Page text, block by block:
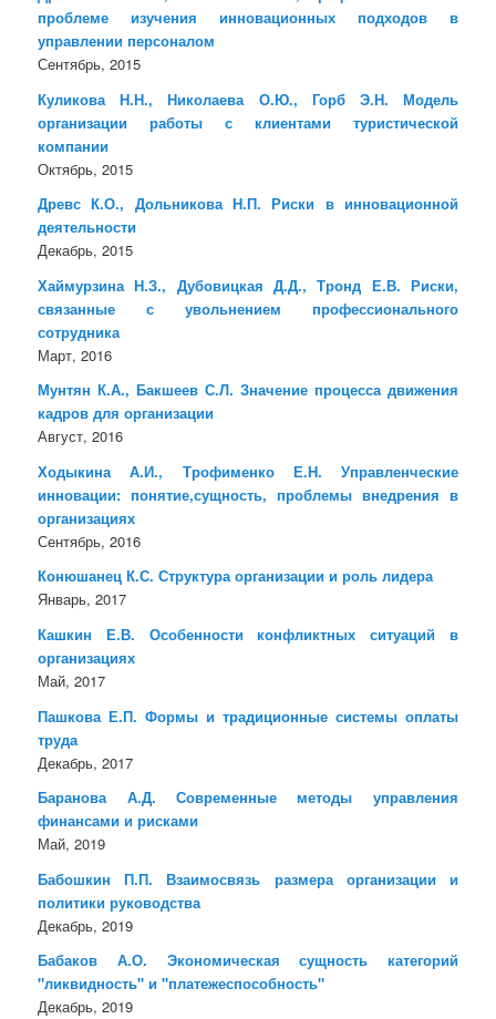
проблеме изучения инновационных подходов в
управлении персоналом
Сентябрь, 2015
Куликова Н.Н., Николаева О.Ю., Горб Э.Н. Модель
организации работы с клиентами туристической
компании
Октябрь, 2015
Древс К.О., Дольникова Н.П. Риски в инновационной
деятельности
Декабрь, 2015
Хаймурзина Н.З., Дубовицкая Д.Д., Тронд Е.В. Риски,
связанные с увольнением профессионального
сотрудника
Март, 2016
Мунтян К.А., Бакшеев С.Л. Значение процесса движения
кадров для организации
Август, 2016
Ходыкина А.И., Трофименко Е.Н. Управленческие
инновации: понятие,сущность, проблемы внедрения в
организациях
Сентябрь, 2016
Конюшанец К.С. Структура организации и роль лидера
Январь, 2017
Кашкин Е.В. Особенности конфликтных ситуаций в
организациях
Май, 2017
Пашкова Е.П. Формы и традиционные системы оплаты
труда
Декабрь, 2017
Баранова А.Д. Современные методы управления
финансами и рисками
Май, 2019
Бабошкин П.П. Взаимосвязь размера организации и
политики руководства
Декабрь, 2019
Бабаков А.О. Экономическая сущность категорий
"ликвидность" и "платежеспособность"
Декабрь, 2019